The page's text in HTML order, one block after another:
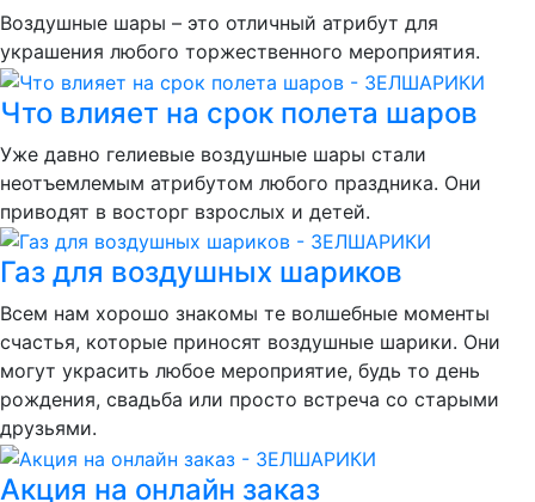
Воздушные шары – это отличный атрибут для
украшения любого торжественного мероприятия.
Что влияет на срок полета шаров
Уже давно гелиевые воздушные шары стали
неотъемлемым атрибутом любого праздника. Они
приводят в восторг взрослых и детей.
Газ для воздушных шариков
Всем нам хорошо знакомы те волшебные моменты
счастья, которые приносят воздушные шарики. Они
могут украсить любое мероприятие, будь то день
рождения, свадьба или просто встреча со старыми
друзьями.
Акция на онлайн заказ